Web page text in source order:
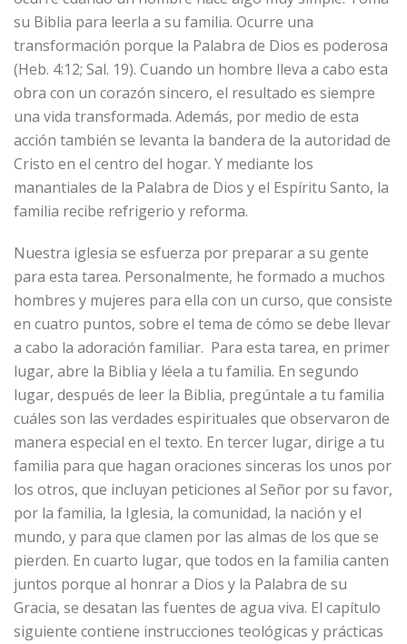
su Biblia para leerla a su familia. Ocurre una
transformación porque la Palabra de Dios es poderosa
(Heb. 4:12; Sal. 19). Cuando un hombre lleva a cabo esta
obra con un corazón sincero, el resultado es siempre
una vida transformada. Además, por medio de esta
acción también se levanta la bandera de la autoridad de
Cristo en el centro del hogar. Y mediante los
manantiales de la Palabra de Dios y el Espíritu Santo, la
familia recibe refrigerio y reforma.
Nuestra iglesia se esfuerza por preparar a su gente
para esta tarea. Personalmente, he formado a muchos
hombres y mujeres para ella con un curso, que consiste
en cuatro puntos, sobre el tema de cómo se debe llevar
a cabo la adoración familiar. Para esta tarea, en primer
lugar, abre la Biblia y léela a tu familia. En segundo
lugar, después de leer la Biblia, pregúntale a tu familia
cuáles son las verdades espirituales que observaron de
manera especial en el texto. En tercer lugar, dirige a tu
familia para que hagan oraciones sinceras los unos por
los otros, que incluyan peticiones al Señor por su favor,
por la familia, la Iglesia, la comunidad, la nación y el
mundo, y para que clamen por las almas de los que se
pierden. En cuarto lugar, que todos en la familia canten
juntos porque al honrar a Dios y la Palabra de su
Gracia, se desatan las fuentes de agua viva. El capítulo
siguiente contiene instrucciones teológicas y prácticas